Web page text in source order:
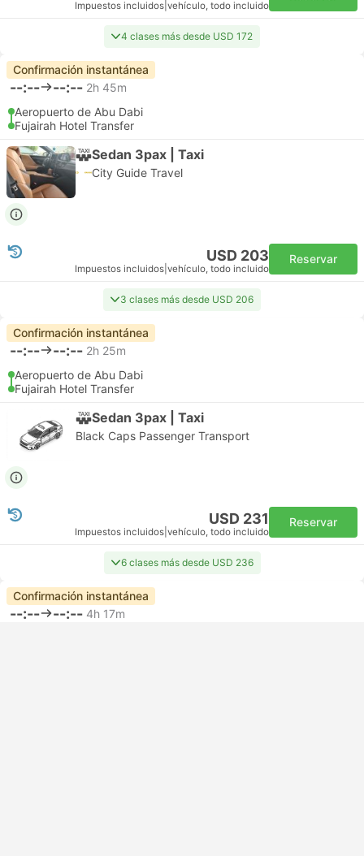
Impuestos incluidos vehículo, todo incluido
4 clases más desde USD 172
Confirmación instantánea
--:-- --:-- 2h 45m
Aeropuerto de Abu Dabi
Fujairah Hotel Transfer
Sedan 3pax | Taxi
City Guide Travel
USD 203
Impuestos incluidos vehículo, todo incluido
Reservar
3 clases más desde USD 206
Confirmación instantánea
--:-- --:-- 2h 25m
Aeropuerto de Abu Dabi
Fujairah Hotel Transfer
Sedan 3pax | Taxi
Black Caps Passenger Transport
USD 231
Impuestos incluidos vehículo, todo incluido
Reservar
6 clases más desde USD 236
Confirmación instantánea
--:-- --:-- 4h 17m